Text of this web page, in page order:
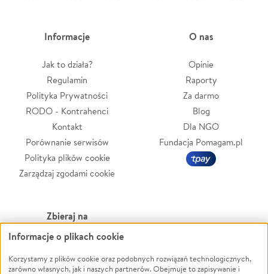
Informacje
Jak to działa?
Regulamin
Polityka Prywatności
RODO - Kontrahenci
Kontakt
Porównanie serwisów
Polityka plików cookie
Zarządzaj zgodami cookie
O nas
Opinie
Raporty
Za darmo
Blog
Dla NGO
Fundacja Pomagam.pl
Zbieraj na
Leczenie
Zwierzęta
Powódź
Informacje o plikach cookie
Korzystamy z plików cookie oraz podobnych rozwiązań technologicznych,
zarówno własnych, jak i naszych partnerów. Obejmuje to zapisywanie i